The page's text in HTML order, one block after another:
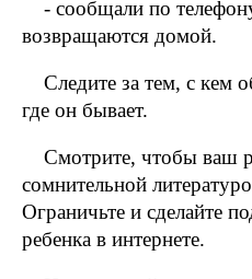
- сообщали по
возвращаются домой.
Следите за тем, с кем
где он бывает.
Смотрите, чтобы ваш
сомнительной
Ограничьте и сделайте
ребенка в интернете.